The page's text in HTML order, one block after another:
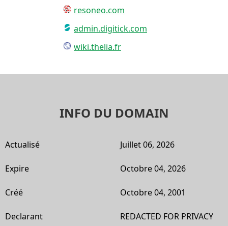
resoneo.com
admin.digitick.com
wiki.thelia.fr
INFO DU DOMAIN
Actualisé Juillet 06, 2026
Expire Octobre 04, 2026
Créé Octobre 04, 2001
Declarant REDACTED FOR PRIVACY